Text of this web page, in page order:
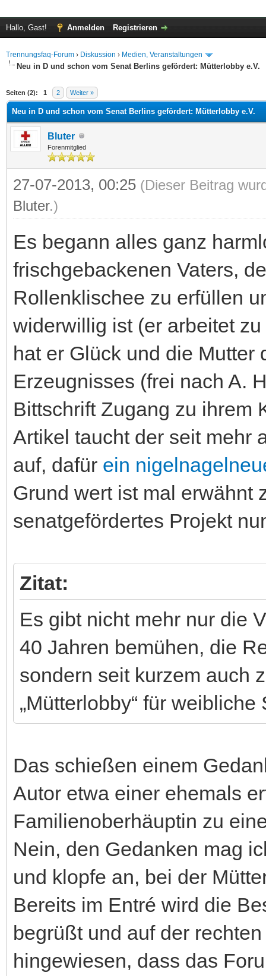
Hallo, Gast! Anmelden Registrieren
Trennungsfaq-Forum › Diskussion › Medien, Veranstaltungen
Neu in D und schon vom Senat Berlins gefördert: Mütterlobby e.V.
Seiten (2): 1 2 Weiter »
Durchschnitt
Neu in D und schon vom Senat Berlins gefördert: Mütterlobby e.V.
Bluter
Forenmitglied
27-07-2013, 00:25 (Dieser Beitrag
Bluter.)
Es begann alles ganz
frischgebackenen Vaters,
Rollenklischee zu erfüllen
widerwillig ist (er arbeitet
hat er Glück und die
Erzeugnisses (frei nach A.
Bittschrift Zugang zu ihrem
Artikel taucht der seit mehr
auf, dafür ein
Grund wert ist mal erwähnt
senatgefördertes Projekt
Zitat:
Es gibt nicht mehr nur die
40 Jahren bemühen, die
sondern seit kurzem auch
„Mütterlobby“ für
Das schießen einem
Autor etwa einer ehemals
Familienoberhäuptin zu
Nein, den Gedanken mag
und klopfe an, bei der
Bereits im Entré wird die
begrüßt und auf der
hingewiesen, dass das